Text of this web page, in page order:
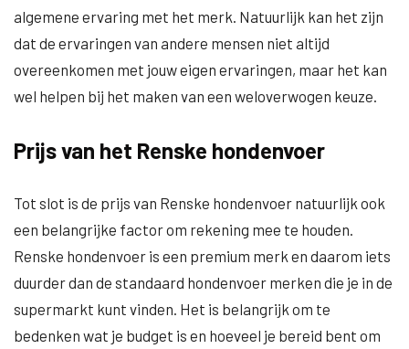
algemene ervaring met het merk. Natuurlijk kan het zijn
dat de ervaringen van andere mensen niet altijd
overeenkomen met jouw eigen ervaringen, maar het kan
wel helpen bij het maken van een weloverwogen keuze.
Prijs van het Renske hondenvoer
Tot slot is de prijs van Renske hondenvoer natuurlijk ook
een belangrijke factor om rekening mee te houden.
Renske hondenvoer is een premium merk en daarom iets
duurder dan de standaard hondenvoer merken die je in de
supermarkt kunt vinden. Het is belangrijk om te
bedenken wat je budget is en hoeveel je bereid bent om